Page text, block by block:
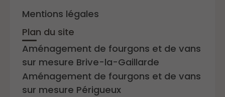
Mentions légales
Plan du site
Aménagement de fourgons et de vans
sur mesure Brive-la-Gaillarde
Aménagement de fourgons et de vans
sur mesure Périgueux